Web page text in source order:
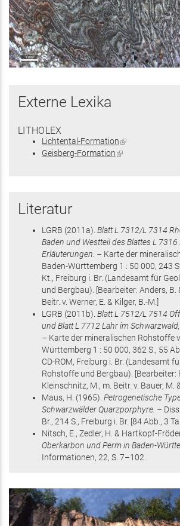
Externe Lexika
LITHOLEX
Lichtental-Formation(Link
ist
Geisberg-Formation(Link
Literatur
LGRB (2011a). Blatt L 7312/L 7314
Baden und Westteil des Blattes L
Erläuterungen. – Karte der
Baden-Württemberg 1 : 50 000, 243 S.
Kt., Freiburg i. Br. (Landesamt für
und Bergbau). [Bearbeiter: Anders, B.
Beitr. v. Werner, E. & Kilger, B.-M.]
LGRB (2011 b). Blatt L 7512/L 7514
und Blatt L 7712 Lahr im
– Karte der mineralischen Rohstoffe
Württemberg 1 : 50 000, 362 S., 55
CD-ROM, Freiburg i. Br. (Landesamt
Rohstoffe und Bergbau). [Bearbeiter:
Kleinschnitz, M., m. Beitr. v. Bauer, M.
Maus, H. (1965). Petrogenetische
Schwarzwälder Quarzporphyre. –
Br., 214 S., Freiburg i. Br. [84 Abb., 3
Nitsch, E., Zedler, H. & Hartkopf-
Oberkarbon und Perm in Baden-
Informationen, 22, S. 7–102.